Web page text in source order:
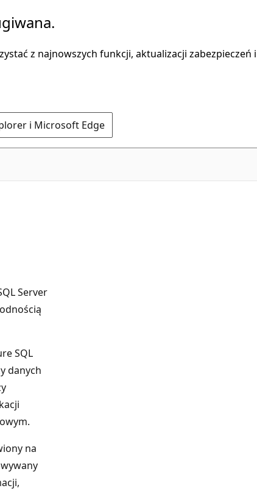
z najnowszych funkcji, aktualizacji zabezpieczeń i
i Microsoft Edge
Server
SQL
danych
na